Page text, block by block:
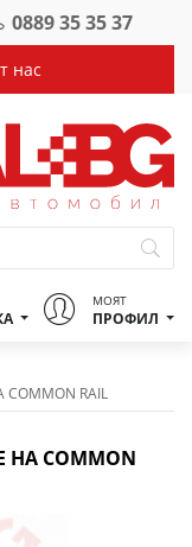
0889 35 35 37
нас
МОЯТ
ПРОФИЛ
RAIL
COMMON